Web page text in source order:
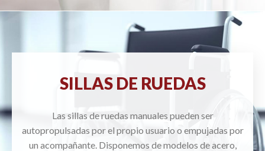
SILLAS DE RUEDAS
Las sillas de ruedas manuales pueden ser
autopropulsadas por el propio usuario o empujadas por
un acompañante. Disponemos de modelos de acero,